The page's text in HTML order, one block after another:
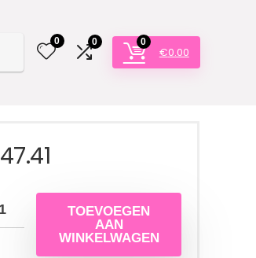
0 0 0
€0.00
47.41
TOEVOEGEN
AAN
WINKELWAGEN